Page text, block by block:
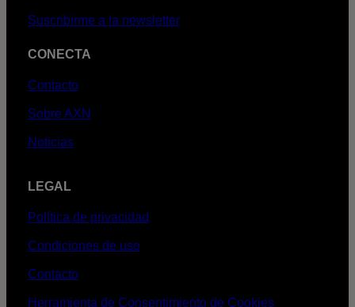
Suscribirme a la newsletter
CONECTA
Contacto
Sobre AXN
Noticias
LEGAL
Política de privacidad
Condiciones de uso
Contacto
Herramienta de Consentimiento de Cookies